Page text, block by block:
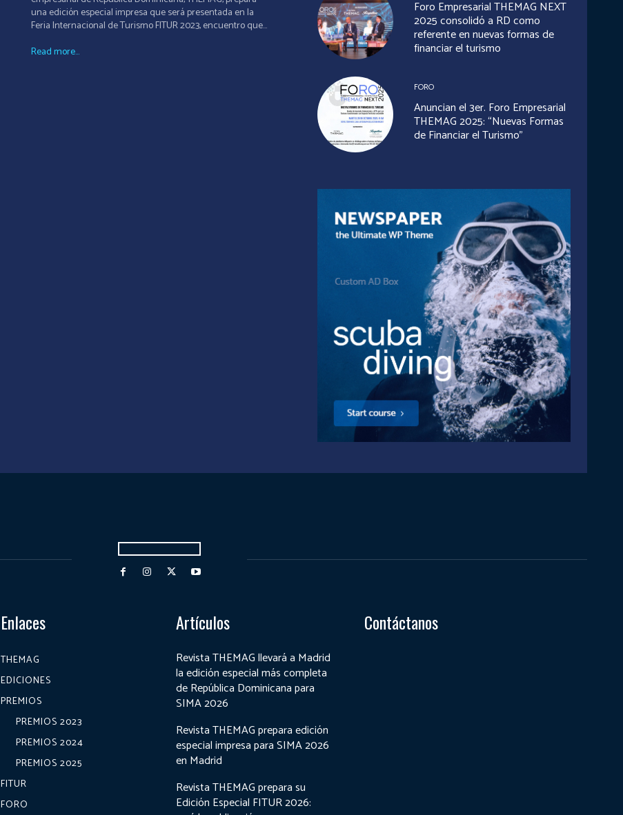
una edición especial impresa que será presentada en la
Feria Internacional de Turismo FITUR 2023, encuentro que...
Read more...
Foro Empresarial THEMAG NEXT
2025 consolidó a RD como
referente en nuevas formas de
financiar el turismo
FORO
Anuncian el 3er. Foro Empresarial
THEMAG 2025: “Nuevas Formas
de Financiar el Turismo”
Enlaces
THEMAG
EDICIONES
PREMIOS
PREMIOS 2023
PREMIOS 2024
PREMIOS 2025
FITUR
FORO
Artículos
Revista THEMAG llevará a Madrid
la edición especial más completa
de República Dominicana para
SIMA 2026
Revista THEMAG prepara edición
especial impresa para SIMA 2026
en Madrid
Revista THEMAG prepara su
Edición Especial FITUR 2026:
Contáctanos